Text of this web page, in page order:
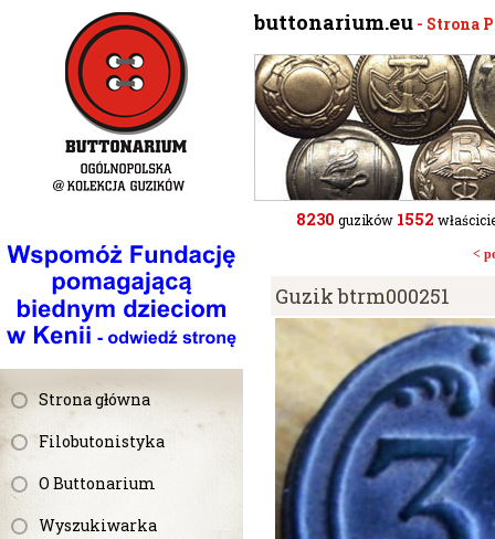
Strona główna
Filobutonistyka
O Buttonarium
Wyszukiwarka
buttonarium.eu - Strona
8230 guzików 1552
<
Guzik btrm000251